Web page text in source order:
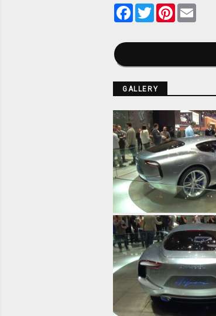
Facebook
TwitterPinterest
GALLERY